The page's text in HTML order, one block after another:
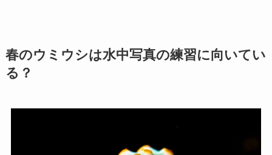
春のウミウシは水中写真の練習に向いてい
る？